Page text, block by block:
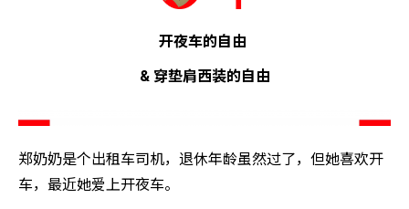
开夜车的自由
& 穿垫肩西装的自由
郑奶奶是个出租车司机，退休年龄虽然过了，但她喜欢开
车，最近她爱上开夜车。